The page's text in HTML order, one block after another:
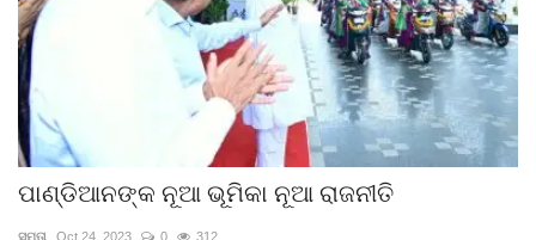
ପଜିଟିଭ୍ ଷ୍ଟୋରୀ
ବିଶେଷ ପ୍ରସଙ୍ଗ
The Samata, Voice of the people
ମୁଖ୍ୟ ଖବର
ପାଣ୍ଡିଆନଙ୍କ ନୂଆ ଭୂମିକା ନୂଆ ରାଜନୀତି
ସମତା Oct 24, 2023 0 312